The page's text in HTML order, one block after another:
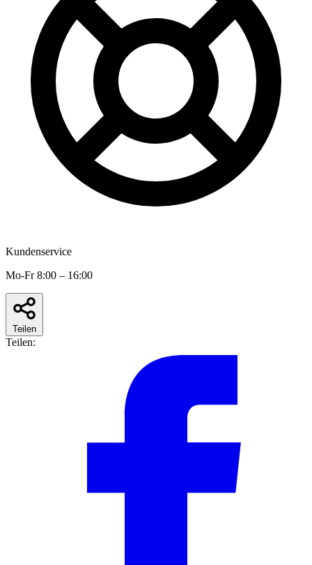
Kundenservice
Mo-Fr 8:00 – 16:00
Teilen
Teilen: